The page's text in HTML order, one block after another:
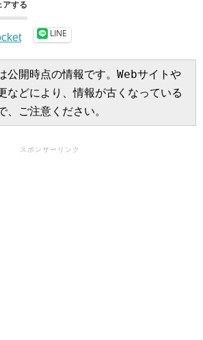
アする
LINE
公開時点の情報です。Webサイトや
などにより、情報が古くなっている
ご注意ください。
スポンサーリンク